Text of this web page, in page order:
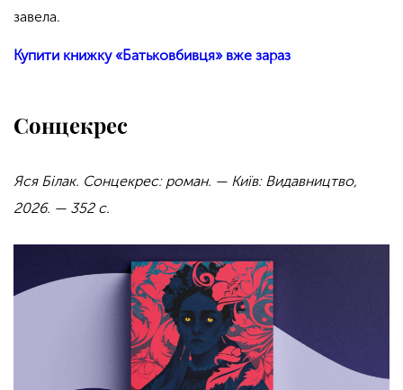
завела.
Купити книжку «Батьковбивця» вже зараз
Сонцекрес
Яся Білак. Сонцекрес: роман. — Київ: Видавництво,
2026. — 352 с.